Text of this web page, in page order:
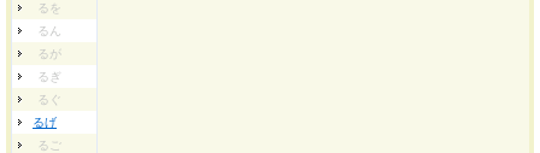
るを
るん
るが
るぎ
るぐ
るげ
るご